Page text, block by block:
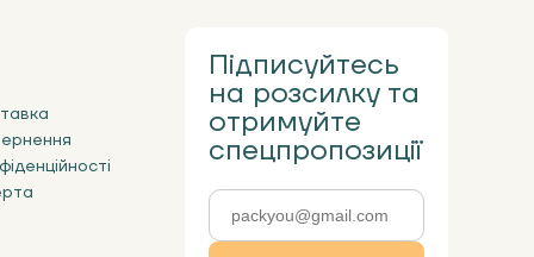
Підписуйтесь
на розсилку та
отримуйте
спецпропозиції